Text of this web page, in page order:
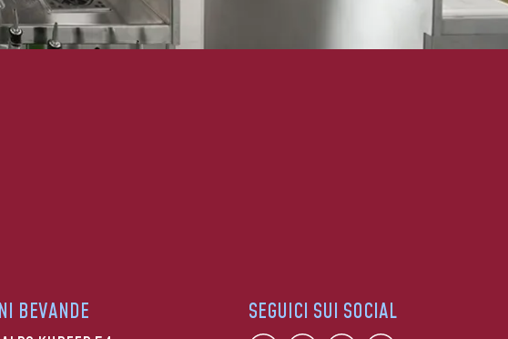
BEVANDE SEGUICI SUI SOCIAL